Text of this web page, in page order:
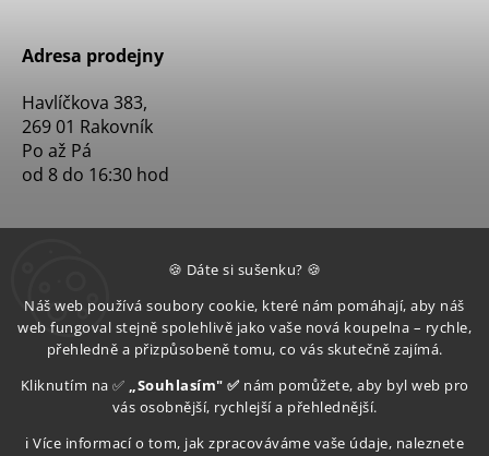
🍪 Dáte si sušenku? 🍪
Náš web používá soubory cookie, které nám pomáhají, aby náš
web fungoval stejně spolehlivě jako vaše nová koupelna – rychle,
přehledně a přizpůsobeně tomu, co vás skutečně zajímá.
Kliknutím na ✅ „Souhlasím" ✅ nám pomůžete, aby byl web pro
vás osobnější, rychlejší a přehlednější.
ℹ️ Více informací o tom, jak zpracováváme vaše údaje, naleznete
Adresa prodejny
Havlíčkova 383,
269 01 Rakovník
Po až Pá
od 8 do 16:30 hod